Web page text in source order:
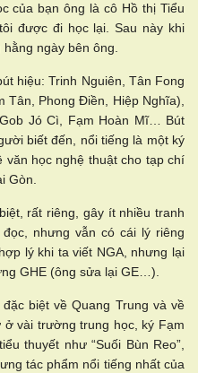
của bạn ông là cô Hồ thị Tiểu
được đi học lại. Sau này khi
ngày bên ông.
hiệu: Trinh Nguiên, Tân Fong
Tân, Phong Điền, Hiệp Nghĩa),
Jó Cì, Fạm Hoàn Mĩ… Bút
biết đến, nổi tiếng là một ký
văn học nghệ thuật cho tạp chí
Gòn.
rất riêng, gây ít nhiều tranh
nhưng vẫn có cái lý riêng
lý khi ta viết NGA, nhưng lại
GHE (ông sửa lại GE…).
biệt về Quang Trung và về
vài trường trung học, ký Fạm
thuyết như “Suối Bùn Reo”,
tác phẩm nổi tiếng nhất của